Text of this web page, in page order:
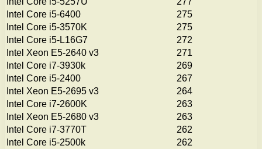
Intel Core i5-6400
275
Intel Core i5-3570K
275
Intel Core i5-L16G7
272
Intel Xeon E5-2640 v3
271
Intel Core i7-3930k
269
Intel Core i5-2400
267
Intel Xeon E5-2695 v3
264
Intel Core i7-2600K
263
Intel Xeon E5-2680 v3
263
Intel Core i7-3770T
262
Intel Core i5-2500k
262